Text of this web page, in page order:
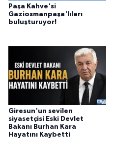
Paşa Kahve'si
Gaziosmanpaşa'lıları
buluşturuyor!
Giresun'un sevilen
siyasetçisi Eski Devlet
Bakanı Burhan Kara
Hayatını Kaybetti